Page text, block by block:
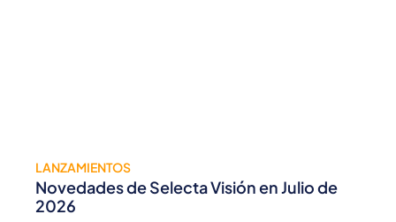
LANZAMIENTOS
Novedades de Selecta Visión en Julio de
2026